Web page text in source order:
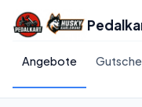
Angebote